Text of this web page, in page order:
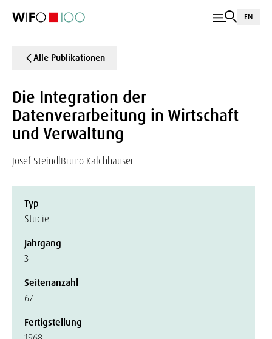
EN
Alle Publikationen
Die Integration der
Datenverarbeitung in Wirtschaft
und Verwaltung
Josef Steindl Bruno Kalchhauser
Typ
Studie
Jahrgang
3
Seitenanzahl
67
Fertigstellung